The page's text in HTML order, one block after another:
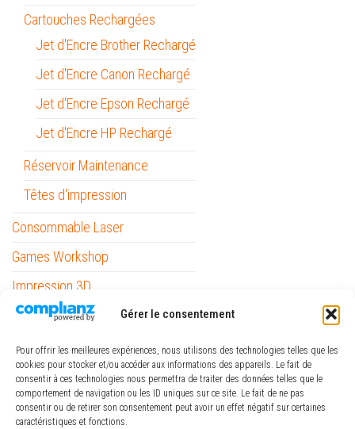
Gérer le consentement
Pour offrir les meilleures expériences, nous utilisons des technologies telles que les
cookies pour stocker et/ou accéder aux informations des appareils. Le fait de
consentir à ces technologies nous permettra de traiter des données telles que le
comportement de navigation ou les ID uniques sur ce site. Le fait de ne pas
consentir ou de retirer son consentement peut avoir un effet négatif sur certaines
caractéristiques et fonctions.
Cartouches Rechargées
Jet d'Encre Brother Rechargé
Jet d'Encre Canon Rechargé
Jet d'Encre Epson Rechargé
Jet d'Encre HP Rechargé
Réservoir Maintenance
Têtes d'impression
Consommable Laser
Games Workshop
Impression 3D
Informatique
Mobilité
Outils
Papeterie / Bureau